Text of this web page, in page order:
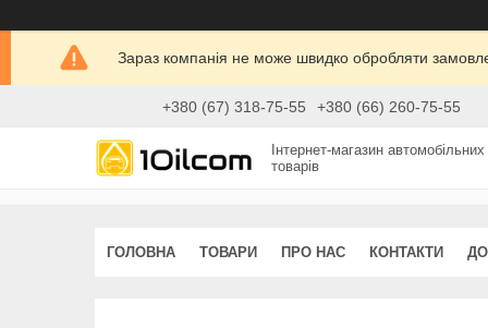
Зараз компанія не може швидко обробляти
+380 (67) 318-75-55 +380 (66) 260-75-55
Інтернет-магазин автомобільних
товарів
ГОЛОВНА ТОВАРИ ПРО НАС КОНТАКТИ